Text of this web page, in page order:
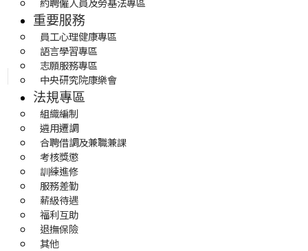
重要服務
員工心理健康專區
語言學習專區
志願服務專區
中央研究院康樂會
法規專區
組織編制
遴用遷調
合聘借調及兼職兼課
考核獎懲
訓練進修
服務差勤
薪級待遇
福利互助
退撫保險
其他